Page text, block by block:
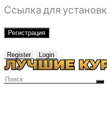
Ссылка для
Регистрация
Register Login